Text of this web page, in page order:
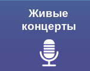
Живые
концерты